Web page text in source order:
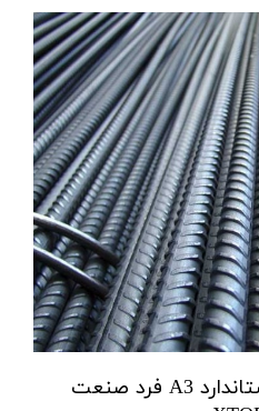
میلگرد آجدار سایز 8 استاندارد A3 فرد صنعت